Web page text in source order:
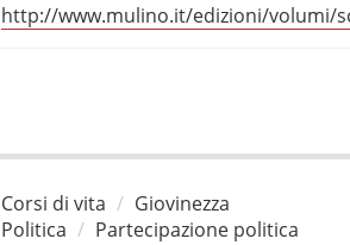
http://www.mulino.it/edizioni/volumi/
Corsi di vita
Giovinezza
Politica
Partecipazione politica